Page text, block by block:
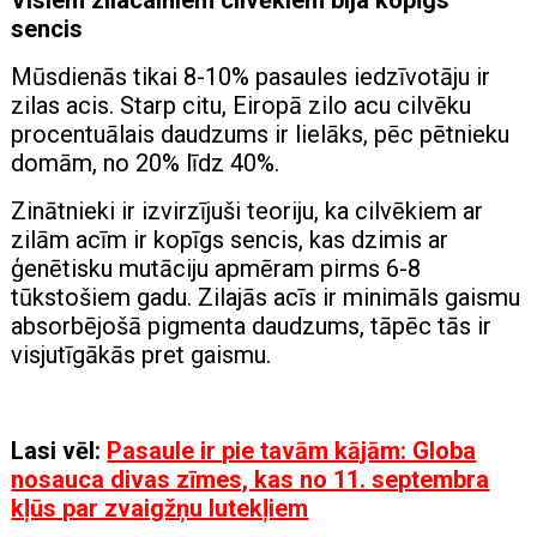
sencis
Mūsdienās tikai 8-10% pasaules iedzīvotāju ir
zilas acis. Starp citu, Eiropā zilo acu cilvēku
procentuālais daudzums ir lielāks, pēc pētnieku
domām, no 20% līdz 40%.
Zinātnieki ir izvirzījuši teoriju, ka cilvēkiem ar
zilām acīm ir kopīgs sencis, kas dzimis ar
ģenētisku mutāciju apmēram pirms 6-8
tūkstošiem gadu. Zilajās acīs ir minimāls gaismu
absorbējošā pigmenta daudzums, tāpēc tās ir
visjutīgākās pret gaismu.
Lasi vēl: Pasaule ir pie tavām kājām: Globa
nosauca divas zīmes, kas no 11. septembra
kļūs par zvaigžņu lutekļiem